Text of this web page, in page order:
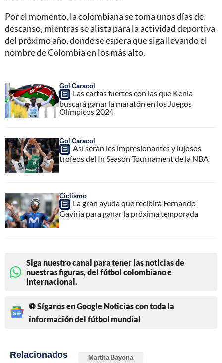
Por el momento, la colombiana se toma unos días de
descanso, mientras se alista para la actividad deportiva
del próximo año, donde se espera que siga llevando el
nombre de Colombia en los más alto.
Gol Caracol
Las cartas fuertes con las que Kenia
buscará ganar la maratón en los Juegos
Olímpicos 2024
Gol Caracol
Así serán los impresionantes y lujosos
trofeos del In Season Tournament de la NBA
Ciclismo
La gran ayuda que recibirá Fernando
Gaviria para ganar la próxima temporada
Siga nuestro canal para tener las noticias de
nuestras figuras, del fútbol colombiano e
internacional.
⚽ Síganos en Google Noticias con toda la
información del fútbol mundial
Relacionados Martha Bayona